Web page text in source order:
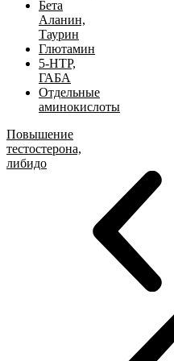
Бета
Аланин,
Таурин
Глютамин
5-HTP,
ГАБА
Отдельные
аминокислоты
Повышение
тестостерона,
либидо